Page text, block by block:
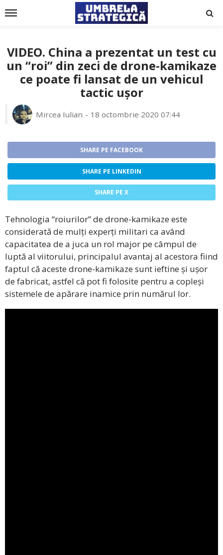
VIDEO. China a prezentat un test cu
un “roi” din zeci de drone-kamikaze
ce poate fi lansat de un vehicul
tactic ușor
Mircea Iulian 18 octombrie 2020 07:44
SHARE PE FACEBOOK
SHARE PE LINKEDIN
SHARE PE X
Tehnologia “roiurilor” de drone-kamikaze este
considerată de mulți experți militari ca având
capacitatea de a juca un rol major pe câmpul de
luptă al viitorului, principalul avantaj al acestora fiind
faptul că aceste drone-kamikaze sunt ieftine și ușor
de fabricat, astfel că pot fi folosite pentru a copleși
sistemele de apărare inamice prin numărul lor.